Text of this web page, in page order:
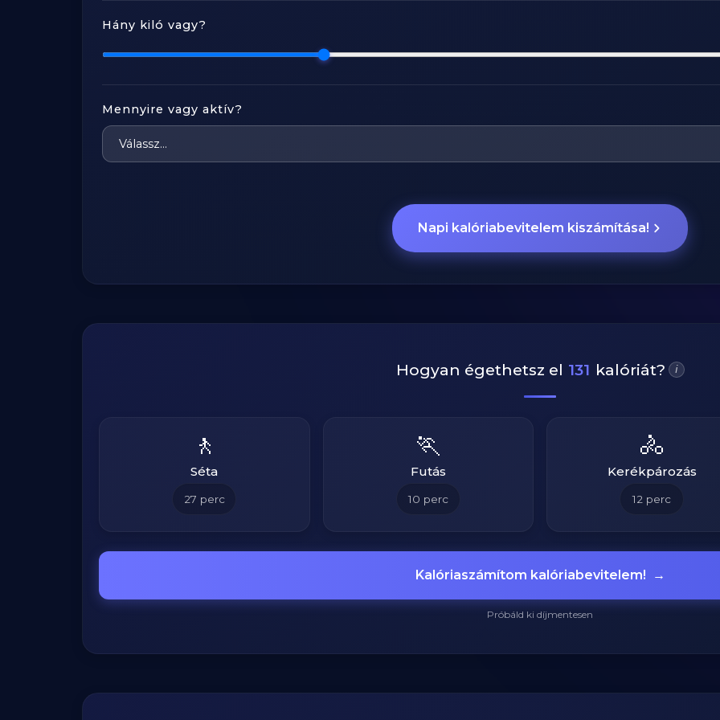
Hány kiló vagy?
Mennyire vagy aktív?
Napi kalóriabevitelem kiszámítása!
Hogyan égethetsz el 131 kalóriát? i
🚶
Séta
27 perc
🏃
Futás
10 perc
🚴
Kerékpározás
12 perc
Kalóriaszámítom kalóriabevitelem! →
Próbáld ki díjmentesen